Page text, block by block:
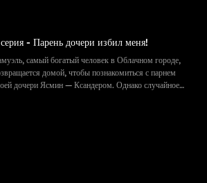
- Парень дочери избил меня!
самый богатый человек в Облачном городе,
домой, чтобы познакомиться с парнем
дочери Ясмин — Ксандером. Однако случайное
с объятиями приводит к недоразумению: Ксандер
рвёт подарки и документы. Позже, придя на